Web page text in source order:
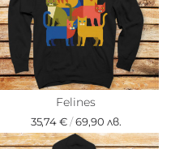
Felines
35,74 €/69,90 лв.